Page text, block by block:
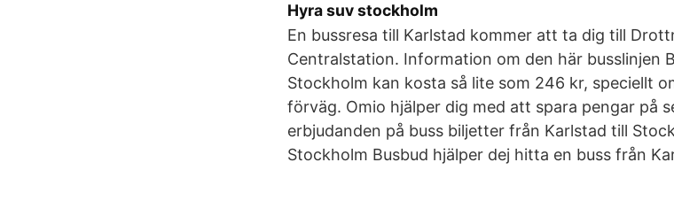
Hyra suv stockholm
En bussresa till Karlstad kommer att ta dig till
Centralstation. Information om den här busslinjen
Stockholm kan kosta så lite som 246 kr, speciellt
förväg. Omio hjälper dig med att spara pengar på
erbjudanden på buss biljetter från Karlstad till
Stockholm Busbud hjälper dej hitta en buss från